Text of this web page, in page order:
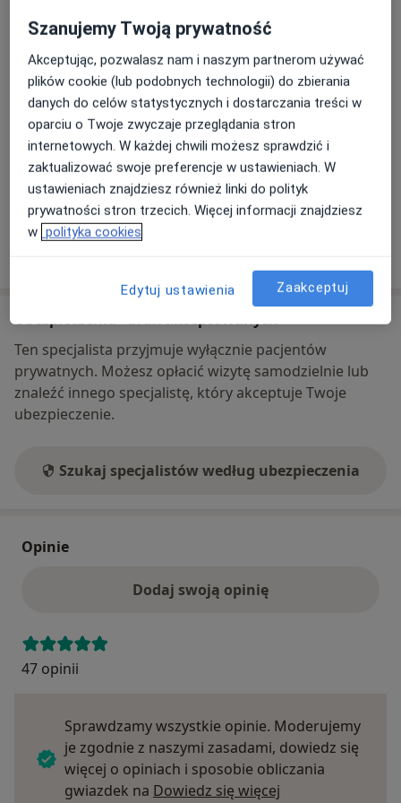
dziedzinie protetyki na Uniwersytecie w Sienie.
Swój wolny czas spędzam z moimi dziećmi,
Maciusiem,Agatka i Piotrusiem. Resztę poświęcam na
fotografowanie, książki, teatr i kino. Moje hobby to
pływanie i tenis.
Strażacka 8,41-902Bytom
Powiększ mapęotwiera się w nowej karcie
Dostępność
W tym gabinecie nie można umawiać wizyt przez
internet
Co mam zrobić w tej sytuacji?
Ubezpieczenia - brak akceptowanych
Ten specjalista przyjmuje wyłącznie pacjentów
prywatnych. Możesz opłacić wizytę samodzielnie lub
znaleźć innego specjalistę, który akceptuje Twoje
ubezpieczenie.
Szukaj specjalistów według ubezpieczenia
Opinie
Dodaj swoją opinię
47 opinii
Sprawdzamy wszystkie opinie. Moderujemy
je zgodnie z naszymi zasadami, dowiedz się
więcej o opiniach i sposobie obliczania
gwiazdek na Dowiedz się więcej
Szanujemy Twoją prywatność
Akceptując, pozwalasz nam i naszym partnerom używać
plików cookie (lub podobnych technologii) do zbierania
danych do celów statystycznych i dostarczania treści w
oparciu o Twoje zwyczaje przeglądania stron
internetowych. W każdej chwili możesz sprawdzić i
zaktualizować swoje preferencje w ustawieniach. W
ustawieniach znajdziesz również linki do polityk
prywatności stron trzecich. Więcej informacji znajdziesz
w polityka cookies
Edytuj ustawienia Zaakceptuj